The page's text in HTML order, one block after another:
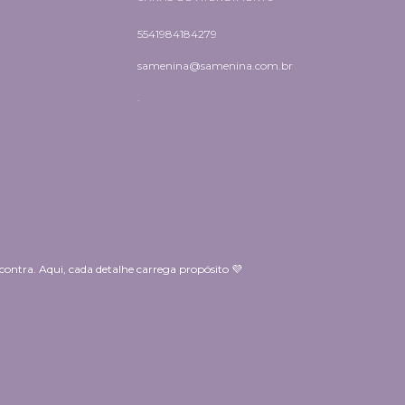
5541984184279
samenina@samenina.com.br
.
Aqui, cada detalhe carrega propósito 💜